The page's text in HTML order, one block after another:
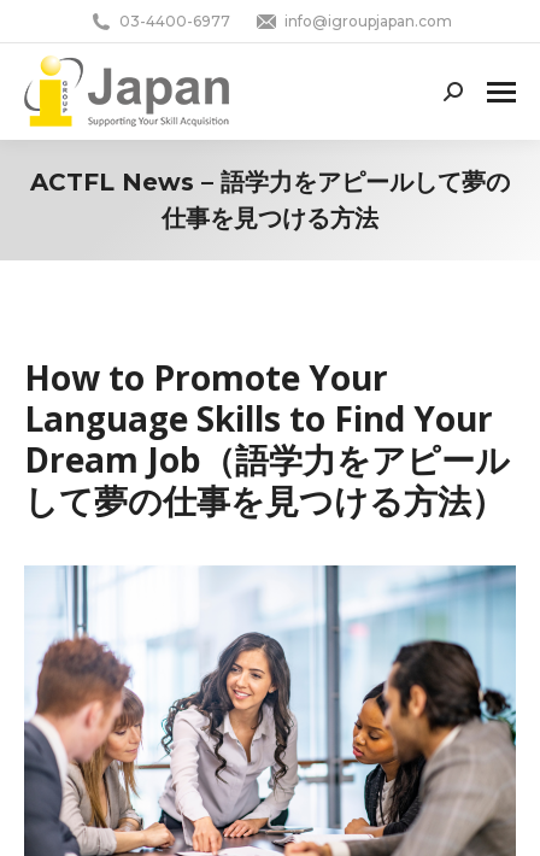
03-4400-6977 info@igroupjapan.com
Search:
ACTFL News – 語学力をアピールして夢の
仕事を見つける方法
How to Promote Your
Language Skills to Find Your
Dream Job（語学力をアピール
して夢の仕事を見つける方法）